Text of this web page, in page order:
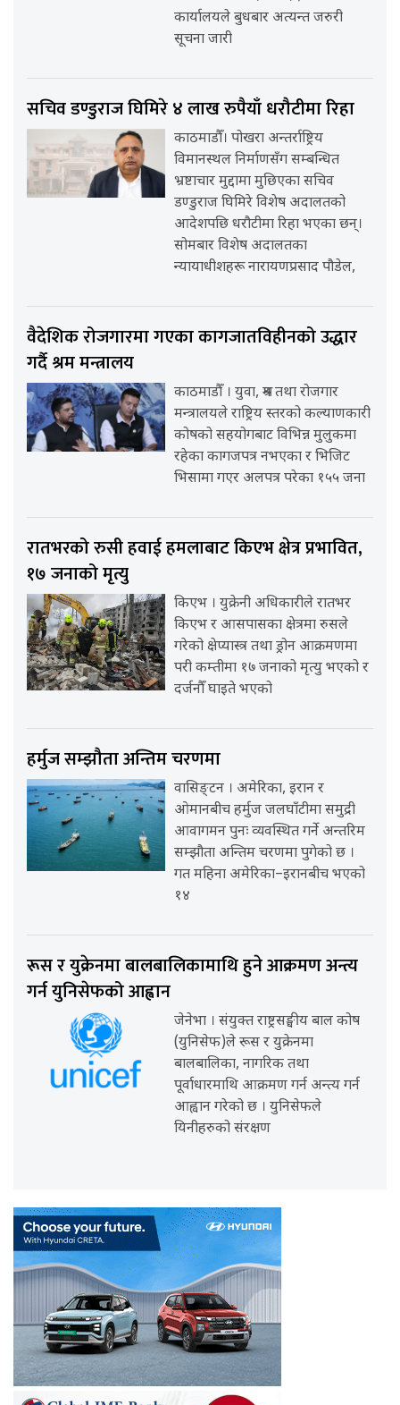
कार्यालयले बुधबार अत्यन्त जरुरी
सूचना जारी
सचिव डण्डुराज घिमिरे ४ लाख रुपैयाँ धरौटीमा रिहा
काठमाडौँ। पोखरा अन्तर्राष्ट्रिय
विमानस्थल निर्माणसँग सम्बन्धित
भ्रष्टाचार मुद्दामा मुछिएका सचिव
डण्डुराज घिमिरे विशेष अदालतको
आदेशपछि धरौटीमा रिहा भएका छन्।
सोमबार विशेष अदालतका
न्यायाधीशहरू नारायणप्रसाद पौडेल,
वैदेशिक रोजगारमा गएका कागजातविहीनको उद्धार
गर्दै श्रम मन्त्रालय
काठमाडौँ । युवा, श्रम तथा रोजगार
मन्त्रालयले राष्ट्रिय स्तरको कल्याणकारी
कोषको सहयोगबाट विभिन्न मुलुकमा
रहेका कागजपत्र नभएका र भिजिट
भिसामा गएर अलपत्र परेका १५५ जना
रातभरको रुसी हवाई हमलाबाट किएभ क्षेत्र प्रभावित,
१७ जनाको मृत्यु
किएभ । युक्रेनी अधिकारीले रातभर
किएभ र आसपासका क्षेत्रमा रुसले
गरेको क्षेप्यास्त्र तथा ड्रोन आक्रमणमा
परी कम्तीमा १७ जनाको मृत्यु भएको र
दर्जनौँ घाइते भएको
हर्मुज सम्झौता अन्तिम चरणमा
वासिङ्टन । अमेरिका, इरान र
ओमानबीच हर्मुज जलघाँटीमा समुद्री
आवागमन पुनः व्यवस्थित गर्ने अन्तरिम
सम्झौता अन्तिम चरणमा पुगेको छ ।
गत महिना अमेरिका–इरानबीच भएको
१४
रूस र युक्रेनमा बालबालिकामाथि हुने आक्रमण अन्त्य
गर्न युनिसेफको आह्वान
जेनेभा । संयुक्त राष्ट्रसङ्घीय बाल कोष
(युनिसेफ)ले रूस र युक्रेनमा
बालबालिका, नागरिक तथा
पूर्वाधारमाथि आक्रमण गर्न अन्त्य गर्न
आह्वान गरेको छ । युनिसेफले
यिनीहरुको संरक्षण